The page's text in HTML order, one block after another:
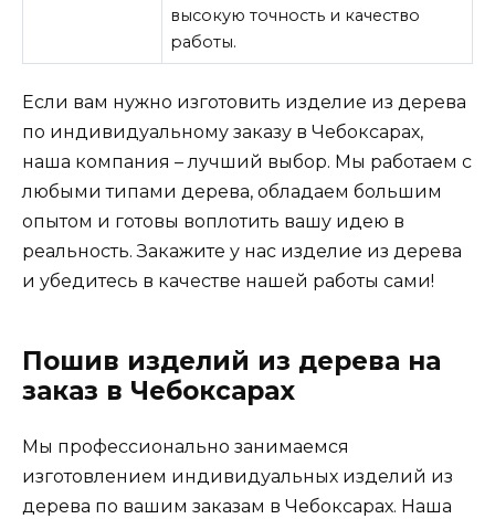
высокую точность и качество
работы.
Если вам нужно изготовить изделие из дерева
по индивидуальному заказу в Чебоксарах,
наша компания – лучший выбор. Мы работаем с
любыми типами дерева, обладаем большим
опытом и готовы воплотить вашу идею в
реальность. Закажите у нас изделие из дерева
и убедитесь в качестве нашей работы сами!
Пошив изделий из дерева на
заказ в Чебоксарах
Мы профессионально занимаемся
изготовлением индивидуальных изделий из
дерева по вашим заказам в Чебоксарах. Наша